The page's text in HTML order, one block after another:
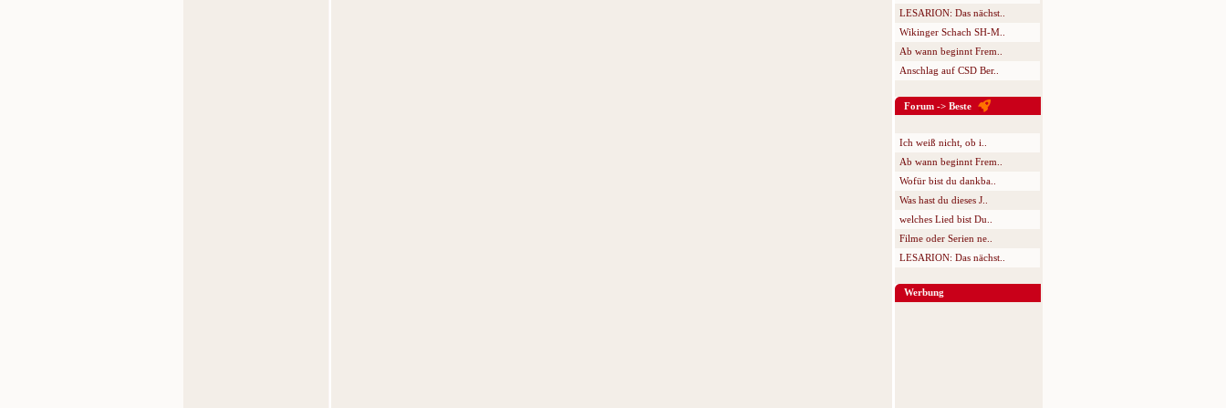
LESARION: Das nächst..
Wikinger Schach SH-M..
Ab wann beginnt Frem..
Anschlag auf CSD Ber..
Forum -> Beste
Ich weiß nicht, ob i..
Ab wann beginnt Frem..
Wofür bist du dankba..
Was hast du dieses J..
welches Lied bist Du..
Filme oder Serien ne..
LESARION: Das nächst..
Werbung